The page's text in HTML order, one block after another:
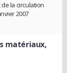
la circulation
2007
matériaux,